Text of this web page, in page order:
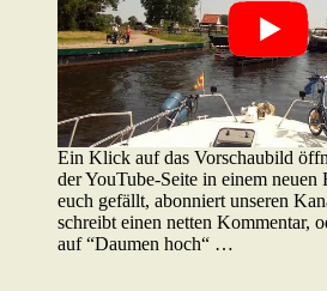
Ein Klick auf das Vorschaubild
der YouTube-Seite in einem neuen
euch gefällt, abonniert unseren
schreibt einen netten Kommentar,
auf “Daumen hoch“ …